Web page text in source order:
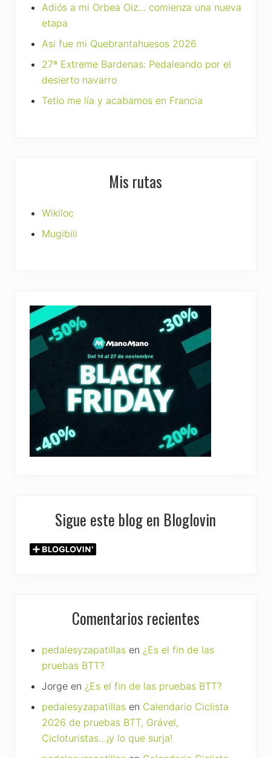
Adiós a mi Orbea Oiz… comienza una nueva
etapa
Asi fue mi Quebrantahuesos 2026
27ª Extreme Bardenas: Pedaleando por el
desierto navarro
Tetio me lía y acabamos en Francia
Mis rutas
Wikiloc
Mugibili
Sigue este blog en Bloglovin
Comentarios recientes
pedalesyzapatillas en ¿Es el fin de las
pruebas BTT?
Jorge en ¿Es el fin de las pruebas BTT?
pedalesyzapatillas en Calendario Ciclista
2026 de pruebas BTT, Grável,
Cicloturistas…¡y lo que surja!